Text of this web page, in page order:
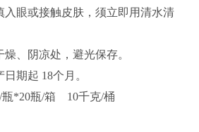
入眼或接触皮肤，须立即用清水清
燥、阴凉处，避光保存。
期起 18个月。
/瓶*20瓶/箱 10千克/桶